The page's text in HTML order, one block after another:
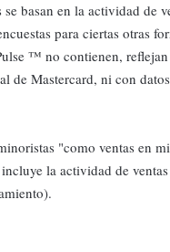
basan en la actividad de
para ciertas otras
™ no contienen,
de Mastercard, ni con
"como ventas en
la actividad de